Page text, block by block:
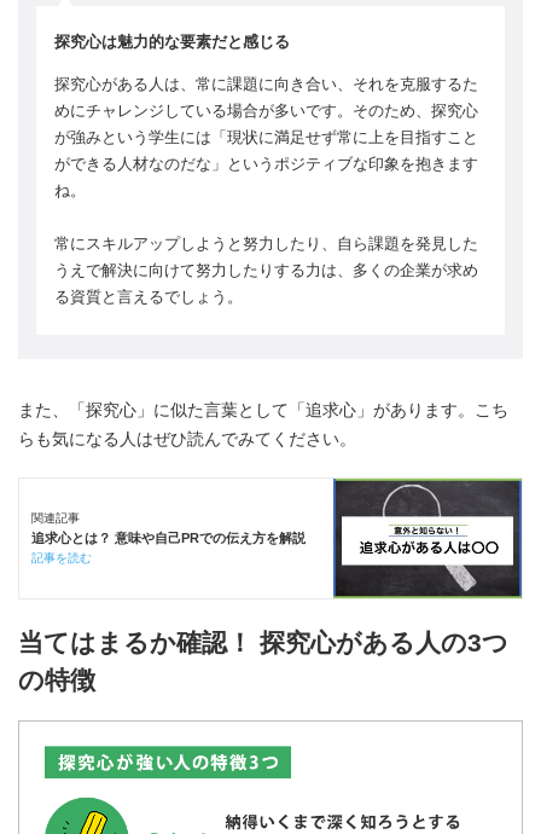
探究心は魅力的な要素だと感じる
探究心がある人は、常に課題に向き合い、それを克服するた
めにチャレンジしている場合が多いです。そのため、探究心
が強みという学生には「現状に満足せず常に上を目指すこと
ができる人材なのだな」というポジティブな印象を抱きます
ね。
常にスキルアップしようと努力したり、自ら課題を発見した
うえで解決に向けて努力したりする力は、多くの企業が求め
る資質と言えるでしょう。
また、「探究心」に似た言葉として「追求心」があります。こち
らも気になる人はぜひ読んでみてください。
関連記事
追求心とは？ 意味や自己PRでの伝え方を解説
記事を読む
当てはまるか確認！ 探究心がある人の3つ
の特徴